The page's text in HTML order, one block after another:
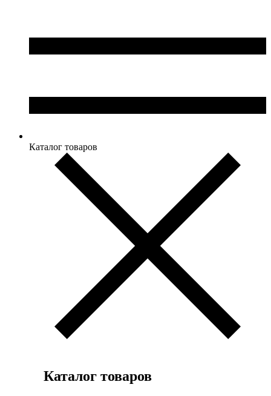
Каталог товаров
Каталог товаров